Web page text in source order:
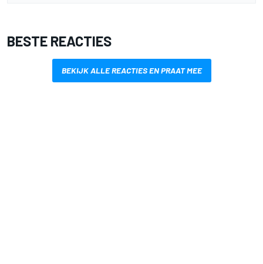
BESTE REACTIES
BEKIJK ALLE REACTIES EN PRAAT MEE